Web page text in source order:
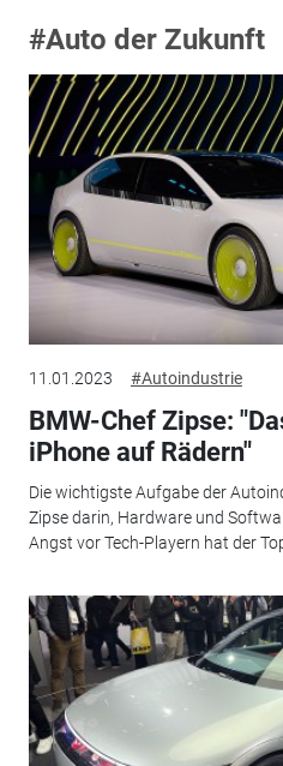
#Auto der Zukunft
11.01.2023 #Autoindustrie
BMW-Chef Zipse:
iPhone auf Rädern"
Die wichtigste Aufgabe der
Zipse darin, Hardware und
Angst vor Tech-Playern hat der